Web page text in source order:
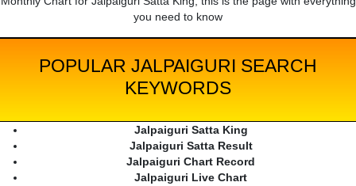
you need to know
POPULAR JALPAIGURI SEARCH
KEYWORDS
Jalpaiguri Satta King
Jalpaiguri Satta Result
Jalpaiguri Chart Record
Jalpaiguri Live Chart